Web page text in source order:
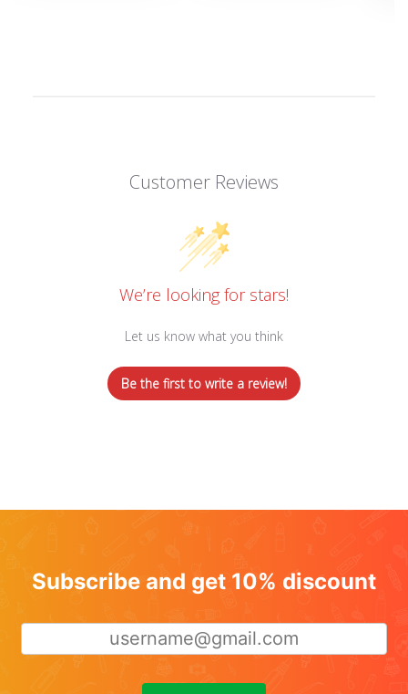
Customer Reviews
We’re looking for stars!
Let us know what you think
Be the first to write a review!
Subscribe and get 10% discount